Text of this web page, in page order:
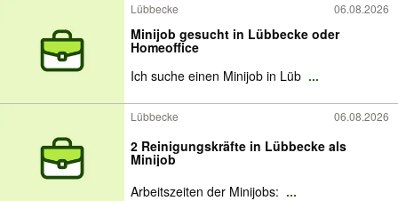
Lübbecke 06.08.2026
Minijob gesucht in Lübbecke oder
Homeoffice
Ich suche einen Minijob in Lüb ...
Lübbecke 06.08.2026
2 Reinigungskräfte in Lübbecke als
Minijob
Arbeitszeiten der Minijobs: ...